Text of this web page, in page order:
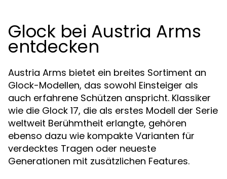
Glock bei Austria Arms
entdecken
Austria Arms bietet ein breites Sortiment an
Glock-Modellen, das sowohl Einsteiger als
auch erfahrene Schützen anspricht. Klassiker
wie die Glock 17, die als erstes Modell der Serie
weltweit Berühmtheit erlangte, gehören
ebenso dazu wie kompakte Varianten für
verdecktes Tragen oder neueste
Generationen mit zusätzlichen Features.